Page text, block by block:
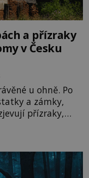
a přízraky
v Česku
u ohně. Po
a zámky,
přízraky,
se dějí podivné
svědectví po
se svědectví